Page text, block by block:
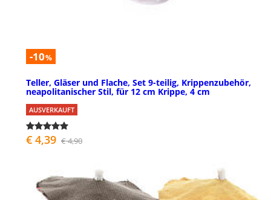
-10%
Teller, Gläser und Flache, Set 9-teilig, Krippenzubehör,
neapolitanischer Stil, für 12 cm Krippe, 4 cm
AUSVERKAUFT
€ 4,39 € 4,90